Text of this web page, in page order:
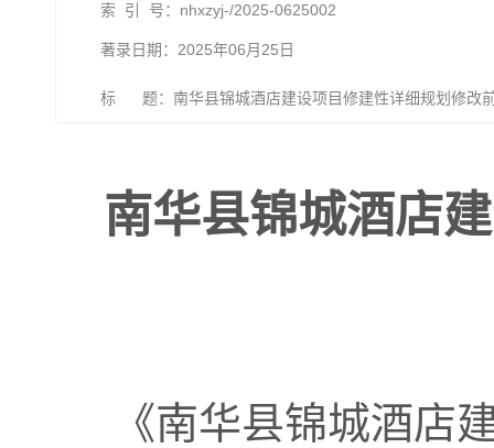
索 引 号：nhxzyj-/2025-0625002
著录日期：2025年06月25日
标 题：南华县锦城酒店建设项目修建性详细规划修改
南华县锦城酒店
《南华县锦城酒店